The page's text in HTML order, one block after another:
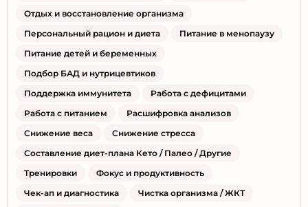
Отдых и восстановление организма
Персональный рацион и диета
Питание в менопаузу
Питание детей и беременных
Подбор БАД и нутрицевтиков
Поддержка иммунитета
Работа с дефицитами
Работа с питанием
Расшифровка анализов
Снижение веса
Снижение стресса
Составление диет-плана Кето / Палео / Другие
Тренировки
Фокус и продуктивность
Чек-ап и диагностика
Чистка организма / ЖКТ